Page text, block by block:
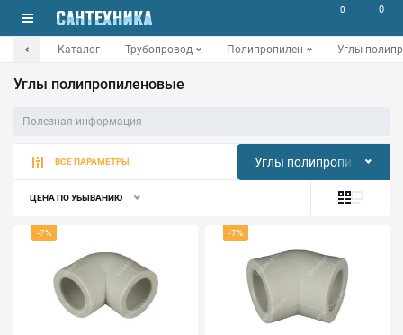
0 0
Каталог Трубопровод Полипропилен Углы
Углы полипропиленовые
Полезная информация
ВСЕ ПАРАМЕТРЫ Углы полипропиленовые
ЦЕНА ПО УБЫВАНИЮ
-7% -7%